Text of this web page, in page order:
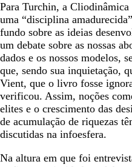
Para Turchin, a
uma “disciplina
fundo sobre as ideias
um debate sobre as nossas
dados e os nossos modelos,
que, sendo sua inquietação,
Vient, que o livro fosse
verificou. Assim, noções
elites e o crescimento das
de acumulação de riquezas
discutidas na infoesfera.
Na altura em que foi